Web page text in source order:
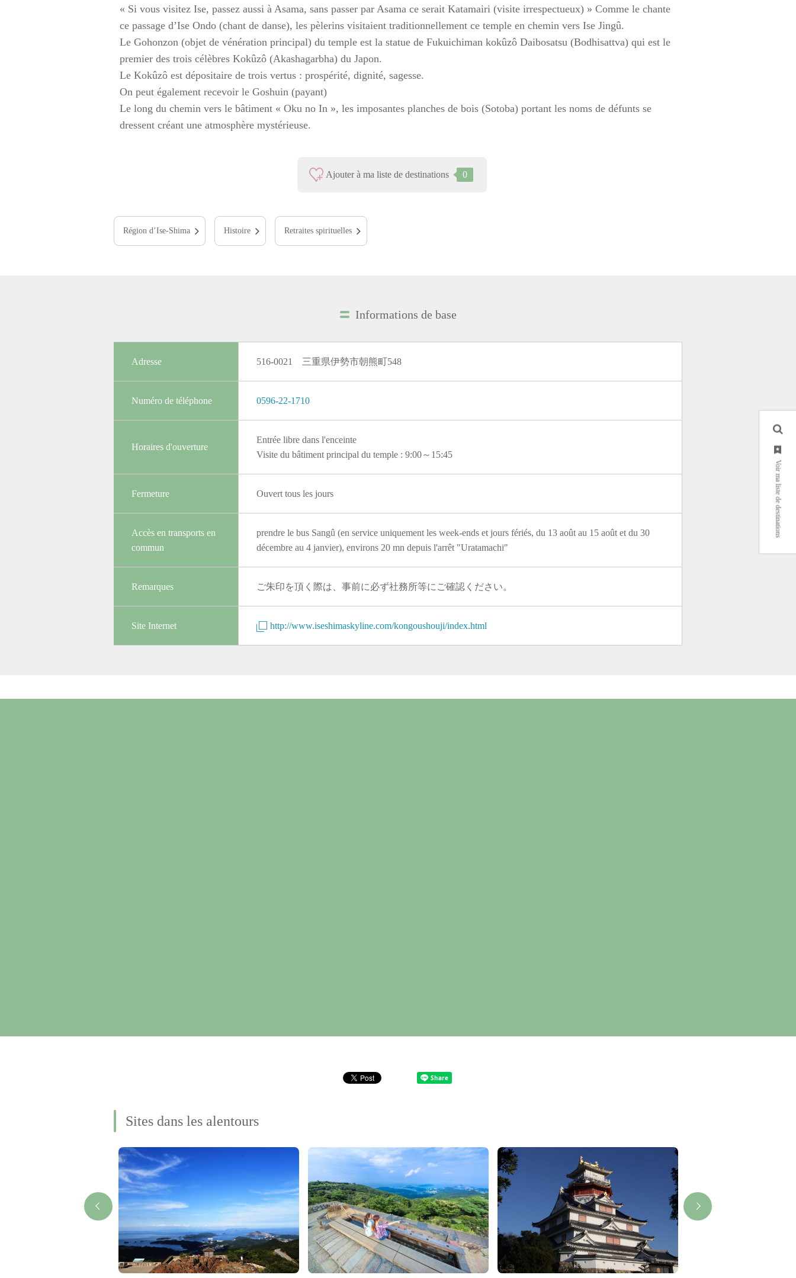
Voir ma liste de destinations
« Si vous visitez Ise, passez aussi à Asama, sans passer par Asama ce serait Katamairi (visite irrespectueux) » Comme le chante
ce passage d’Ise Ondo (chant de danse), les pèlerins visitaient traditionnellement ce temple en chemin vers Ise Jingû.
Le Gohonzon (objet de vénération principal) du temple est la statue de Fukuichiman kokûzô Daibosatsu (Bodhisattva) qui est le
premier des trois célèbres Kokûzô (Akashagarbha) du Japon.
Le Kokûzô est dépositaire de trois vertus : prospérité, dignité, sagesse.
On peut également recevoir le Goshuin (payant)
Le long du chemin vers le bâtiment « Oku no In », les imposantes planches de bois (Sotoba) portant les noms de défunts se
dressent créant une atmosphère mystérieuse.
Ajouter à ma liste de destinations 0
Région d’Ise-Shima Histoire Retraites spirituelles
Informations de base
Adresse 516-0021 三重県伊勢市朝熊町548
Numéro de téléphone 0596-22-1710
Horaires d'ouverture
Entrée libre dans l'enceinte
Visite du bâtiment principal du temple : 9:00～15:45
Fermeture Ouvert tous les jours
Accès en transports en
commun
prendre le bus Sangû (en service uniquement les week-ends et jours fériés, du 13 août au 15 août et du 30
décembre au 4 janvier), environs 20 mn depuis l'arrêt "Uratamachi"
Remarques ご朱印を頂く際は、事前に必ず社務所等にご確認ください。
Site Internet http://www.iseshimaskyline.com/kongoushouji/index.html
Sites dans les alentours